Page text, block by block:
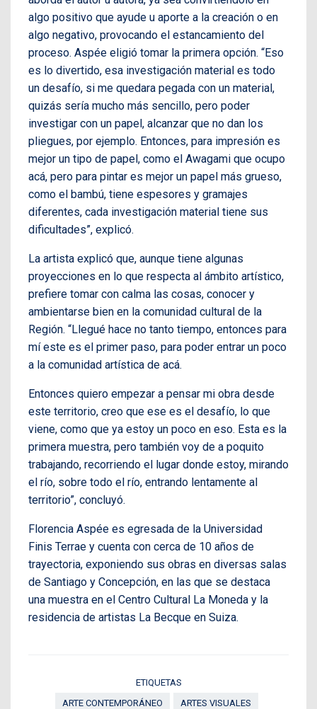
algo positivo que ayude u aporte a la creación o en
algo negativo, provocando el estancamiento del
proceso. Aspée eligió tomar la primera opción. “Eso
es lo divertido, esa investigación material es todo
un desafío, si me quedara pegada con un material,
quizás sería mucho más sencillo, pero poder
investigar con un papel, alcanzar que no dan los
pliegues, por ejemplo. Entonces, para impresión es
mejor un tipo de papel, como el Awagami que ocupo
acá, pero para pintar es mejor un papel más grueso,
como el bambú, tiene espesores y gramajes
diferentes, cada investigación material tiene sus
dificultades”, explicó.
La artista explicó que, aunque tiene algunas
proyecciones en lo que respecta al ámbito artístico,
prefiere tomar con calma las cosas, conocer y
ambientarse bien en la comunidad cultural de la
Región. “Llegué hace no tanto tiempo, entonces para
mí este es el primer paso, para poder entrar un poco
a la comunidad artística de acá.
Entonces quiero empezar a pensar mi obra desde
este territorio, creo que ese es el desafío, lo que
viene, como que ya estoy un poco en eso. Esta es la
primera muestra, pero también voy de a poquito
trabajando, recorriendo el lugar donde estoy, mirando
el río, sobre todo el río, entrando lentamente al
territorio”, concluyó.
Florencia Aspée es egresada de la Universidad
Finis Terrae y cuenta con cerca de 10 años de
trayectoria, exponiendo sus obras en diversas salas
de Santiago y Concepción, en las que se destaca
una muestra en el Centro Cultural La Moneda y la
residencia de artistas La Becque en Suiza.
ETIQUETAS
ARTE CONTEMPORÁNEO
ARTES VISUALES